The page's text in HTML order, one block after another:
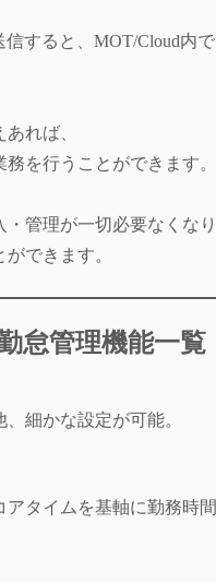
信すると、MOT/Cloud内
れば、
を行うことができます。
管理が一切必要なくなり
できます。
怠管理機能一覧
細かな設定が可能。
タイムを基軸に勤務時